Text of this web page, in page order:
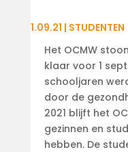
1.09.21 | STUDENTEN
Het OCMW
klaar voor 1
schooljaren
door de
2021 blijft het
gezinnen en
hebben. De